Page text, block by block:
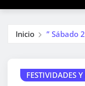
Inicio ” Sábado
FESTIVIDADES